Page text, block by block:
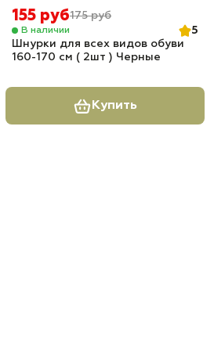
155 руб175 руб
В наличии
5
Шнурки для всех видов обуви
160-170 см ( 2шт ) Черные
Купить